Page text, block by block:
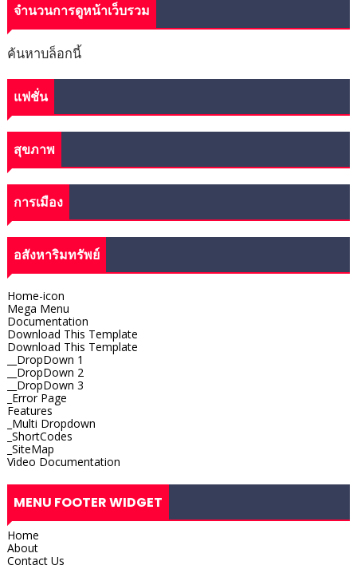
จำนวนการดูหน้าเว็บรวม
ค้นหาบล็อกนี้
แฟชั่น
สุขภาพ
การเมือง
อสังหาริมทรัพย์
Home-icon
Mega Menu
Documentation
Download This Template
Download This Template
__DropDown 1
__DropDown 2
__DropDown 3
_Error Page
Features
_Multi Dropdown
_ShortCodes
_SiteMap
Video Documentation
MENU FOOTER WIDGET
Home
About
Contact Us